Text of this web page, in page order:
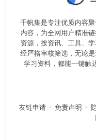
千帆集是专注优质内容
内容，为全网用户精准
资源，按资讯、工具、
经严格审核筛选，无论
学习资料，都能一键触
友链申请 免责声明